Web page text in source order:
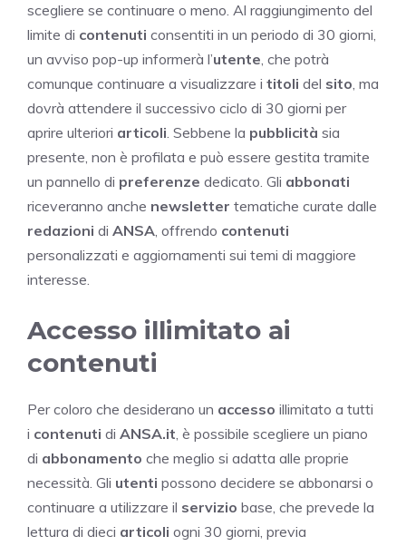
scegliere se continuare o meno. Al raggiungimento del
limite di contenuti consentiti in un periodo di 30 giorni,
un avviso pop-up informerà l’utente, che potrà
comunque continuare a visualizzare i titoli del sito, ma
dovrà attendere il successivo ciclo di 30 giorni per
aprire ulteriori articoli. Sebbene la pubblicità sia
presente, non è profilata e può essere gestita tramite
un pannello di preferenze dedicato. Gli abbonati
riceveranno anche newsletter tematiche curate dalle
redazioni di ANSA, offrendo contenuti
personalizzati e aggiornamenti sui temi di maggiore
interesse.
Accesso illimitato ai
contenuti
Per coloro che desiderano un accesso illimitato a tutti
i contenuti di ANSA.it, è possibile scegliere un piano
di abbonamento che meglio si adatta alle proprie
necessità. Gli utenti possono decidere se abbonarsi o
continuare a utilizzare il servizio base, che prevede la
lettura di dieci articoli ogni 30 giorni, previa